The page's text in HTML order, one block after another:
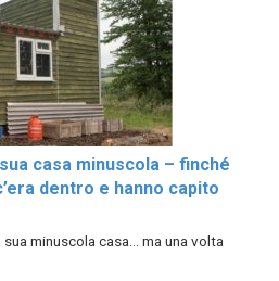
casa minuscola – finché
dentro e hanno capito
minuscola casa… ma una volta